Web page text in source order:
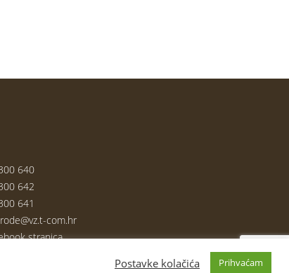
640
642
641
com.hr
stranica
Postavke kolačića Prihvaćam